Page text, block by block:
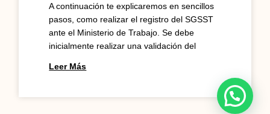
A continuación te explicaremos en sencillos
pasos, como realizar el registro del SGSST
ante el Ministerio de Trabajo. Se debe
inicialmente realizar una validación del
Leer Más